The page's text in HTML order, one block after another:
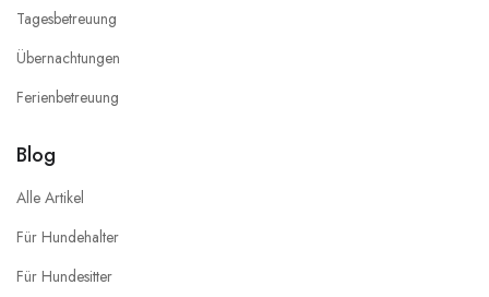
Tagesbetreuung
Übernachtungen
Ferienbetreuung
Blog
Alle Artikel
Für Hundehalter
Für Hundesitter